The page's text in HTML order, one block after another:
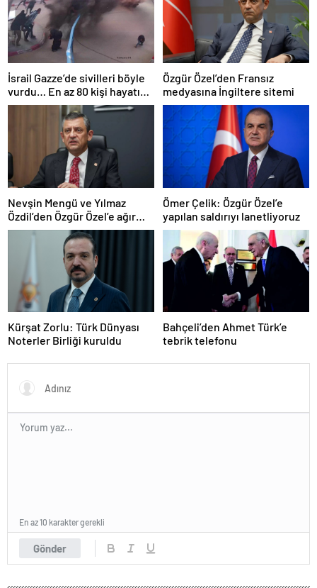
İsrail Gazze’de sivilleri böyle
vurdu… En az 80 kişi hayatını
kaybetti
Özgür Özel’den Fransız
medyasına İngiltere sitemi
Nevşin Mengü ve Yılmaz
Özdil’den Özgür Özel’e ağır
eleştiriler
Ömer Çelik: Özgür Özel’e
yapılan saldırıyı lanetliyoruz
Kürşat Zorlu: Türk Dünyası
Noterler Birliği kuruldu
Bahçeli’den Ahmet Türk’e
tebrik telefonu
Gönder
En az 10 karakter gerekli